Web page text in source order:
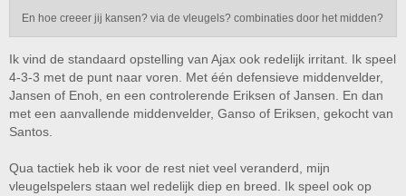
En hoe creeer jij kansen? via de vleugels? combinaties door het midden?
Ik vind de standaard opstelling van Ajax ook redelijk irritant. Ik speel
4-3-3 met de punt naar voren. Met één defensieve middenvelder,
Jansen of Enoh, en een controlerende Eriksen of Jansen. En dan
met een aanvallende middenvelder, Ganso of Eriksen, gekocht van
Santos.
Qua tactiek heb ik voor de rest niet veel veranderd, mijn
vleugelspelers staan wel redelijk diep en breed. Ik speel ook op